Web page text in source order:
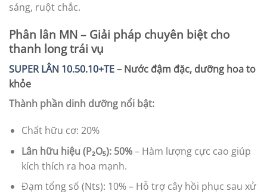
sáng, ruột chắc.
Phân lân MN – Giải pháp chuyên biệt cho
thanh long trái vụ
SUPER LÂN 10.50.10+TE– Nước đậm đặc, dưỡng hoa to
khỏe
Thành phần dinh dưỡng nổi bật:
Chất hữu cơ: 20%
Lân hữu hiệu (P₂O₅): 50%– Hàm lượng cực cao giúp
kích thích ra hoa mạnh.
Đạm tổng số (Nts): 10% – Hỗ trợ cây hồi phục sau xử